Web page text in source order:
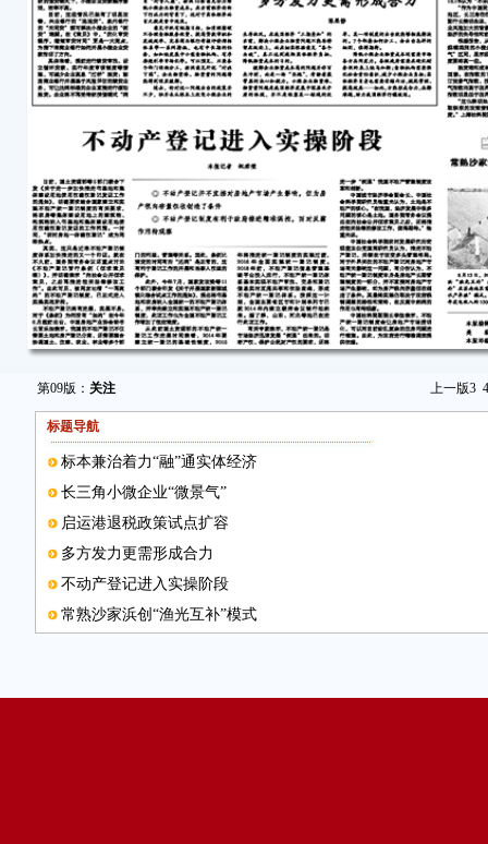
第09版： 关注 上一版3 4
标题导航
标本兼治着力“融”通实体经济
长三角小微企业“微景气”
启运港退税政策试点扩容
多方发力更需形成合力
不动产登记进入实操阶段
常熟沙家浜创“渔光互补”模式